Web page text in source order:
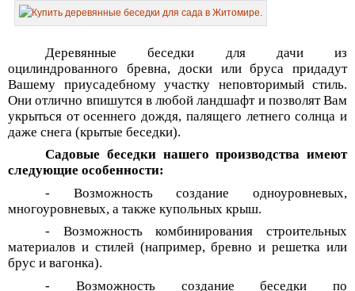
Деревянные беседки для дачи из
оцилиндрованного бревна, доски или бруса придадут
Вашему приусадебному участку неповторимый стиль.
Они отлично впишутся в любой ландшафт и позволят Вам
укрыться от осеннего дождя, палящего летнего солнца и
даже снега (крытые беседки).
Садовые беседки нашего производства имеют
следующие особенности:
- Возможность создание одноуровневых,
многоуровневых, а также купольных крыш.
- Возможность комбинирования строительных
материалов и стилей (например, бревно и решетка или
брус и вагонка).
- Возможность создание беседки по